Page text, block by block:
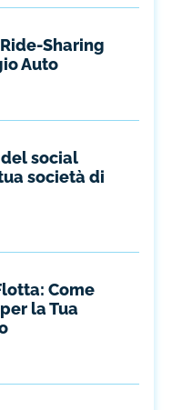
Sharing
Auto
social
società di
Come
la Tua